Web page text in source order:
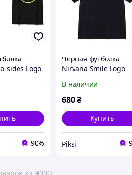
sides Logo
90%
Черная футболка
Nirvana Smile Logo
Нирвана Курт Кобейн
унисекс
В наличии
680 ₴
Купить
Piksi
из 9000+